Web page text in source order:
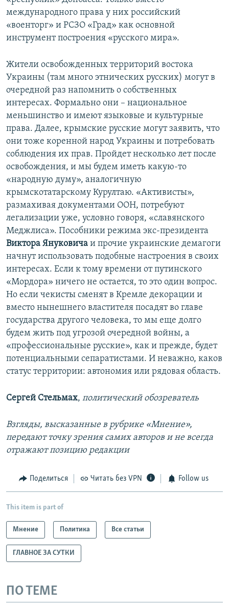
международного права у них российский
«военторг» и РСЗО «Град» как основной
инструмент построения «русского мира».
Жители освобожденных территорий востока
Украины (там много этнических русских) могут в
очередной раз напомнить о собственных
интересах. Формально они – национальное
меньшинство и имеют языковые и культурные
права. Далее, крымские русские могут заявить, что
они тоже коренной народ Украины и потребовать
соблюдения их прав. Пройдет несколько лет после
освобождения, и мы будем иметь какую-то
«народную думу», аналогичную
крымскотатарскому Курултаю. «Активисты»,
размахивая документами ООН, потребуют
легализации уже, условно говоря, «славянского
Меджлиса». Пособники режима экс-президента
Виктора Януковича и прочие украинские демагоги
начнут использовать подобные настроения в своих
интересах. Если к тому времени от путинского
«Мордора» ничего не остается, то это один вопрос.
Но если чекисты сменят в Кремле декорации и
вместо нынешнего властителя посадят во главе
государства другого человека, то мы еще долго
будем жить под угрозой очередной войны, а
«профессиональные русские», как и прежде, будет
потенциальными сепаратистами. И неважно, каков
статус территории: автономия или рядовая область.
Сергей Стельмах, политический обозреватель
Взгляды, высказанные в рубрике «Мнение»,
передают точку зрения самих авторов и не всегда
отражают позицию редакции
Поделиться Читать без VPN Follow us
This item is part of
Мнение Политика Все статьи
ГЛАВНОЕ ЗА СУТКИ
ПО ТЕМЕ